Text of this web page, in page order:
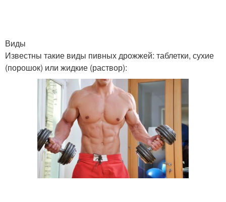
Виды
Известны такие виды пивных дрожжей: таблетки, сухие
(порошок) или жидкие (раствор):